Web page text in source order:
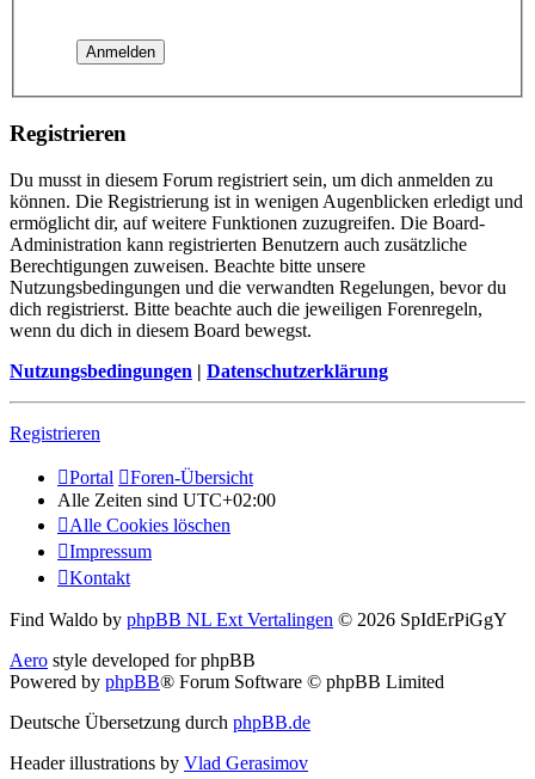
Registrieren
Du musst in diesem Forum registriert sein, um dich anmelden zu
können. Die Registrierung ist in wenigen Augenblicken erledigt und
ermöglicht dir, auf weitere Funktionen zuzugreifen. Die Board-
Administration kann registrierten Benutzern auch zusätzliche
Berechtigungen zuweisen. Beachte bitte unsere
Nutzungsbedingungen und die verwandten Regelungen, bevor du
dich registrierst. Bitte beachte auch die jeweiligen Forenregeln,
wenn du dich in diesem Board bewegst.
Nutzungsbedingungen | Datenschutzerklärung
Registrieren
Portal
Foren-Übersicht
Alle Zeiten sind UTC+02:00
Alle Cookies löschen
Impressum
Kontakt
Find Waldo by phpBB NL Ext Vertalingen © 2026 SpIdErPiGgY
Aero style developed for phpBB
Powered by phpBB® Forum Software © phpBB Limited
Deutsche Übersetzung durch phpBB.de
Header illustrations by Vlad Gerasimov